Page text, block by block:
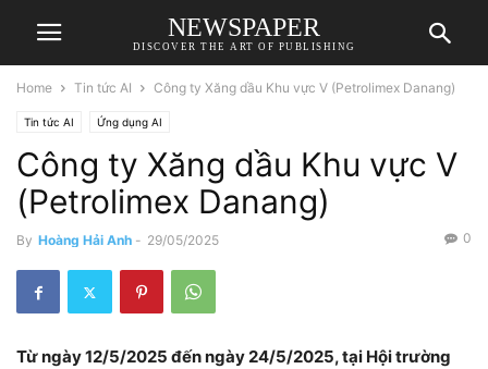
NEWSPAPER
DISCOVER THE ART OF PUBLISHING
Home Tin tức AI Công ty Xăng dầu Khu vực V (Petrolimex Danang)
Tin tức AI Ứng dụng AI
Công ty Xăng dầu Khu vực V
(Petrolimex Danang)
By Hoàng Hải Anh - 29/05/2025 0
Từ ngày 12/5/2025 đến ngày 24/5/2025, tại Hội trường